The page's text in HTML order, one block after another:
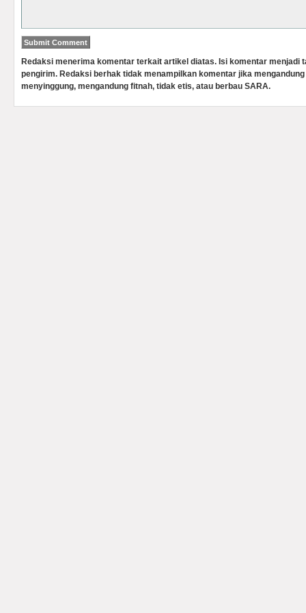
Redaksi menerima komentar terkait artikel diatas. Isi komentar menjadi
pengirim. Redaksi berhak tidak menampilkan komentar jika
menyinggung, mengandung fitnah, tidak etis, atau berbau SARA.